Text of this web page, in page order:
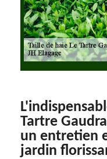
Tartre
un entretien
jardin